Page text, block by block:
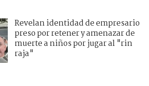
Revelan identidad de empresario
preso por retener y amenazar de
muerte a niños por jugar al "rin
raja"